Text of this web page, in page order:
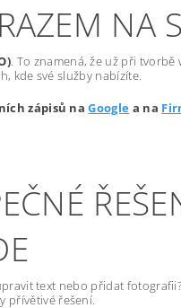
NA
. To znamená, že už při
kde své služby nabízíte.
zápisů naGoogle a na
text nebo přidat
přívětivé řešení.